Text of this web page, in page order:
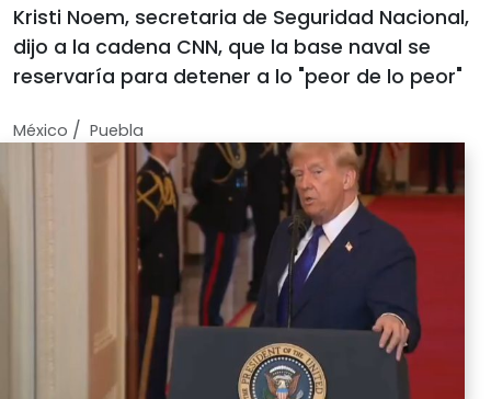
Kristi Noem, secretaria de Seguridad Nacional,
dijo a la cadena CNN, que la base naval se
reservaría para detener a lo "peor de lo peor"
México / Puebla